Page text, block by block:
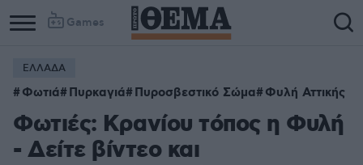
Games
ΕΛΛΑΔΑ
Φωτιά Πυρκαγιά Πυροσβεστικό Σώμα Φυλή Αττικής
Φωτιές: Κρανίου τόπος η Φυλή
- Δείτε βίντεο και